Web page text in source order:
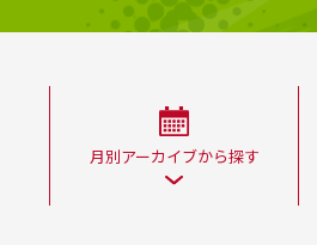
月別アーカイブから探す